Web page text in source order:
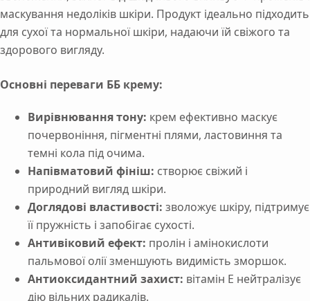
маскування недоліків шкіри. Продукт ідеально підходить
для сухої та нормальної шкіри, надаючи їй свіжого та
здорового вигляду.
Основні переваги ББ крему:
Вирівнювання тону: крем ефективно маскує
почервоніння, пігментні плями, ластовиння та
темні кола під очима.
Напівматовий фініш: створює свіжий і
природний вигляд шкіри.
Доглядові властивості: зволожує шкіру, підтримує
її пружність і запобігає сухості.
Антивіковий ефект: пролін і амінокислоти
пальмової олії зменшують видимість зморшок.
Антиоксидантний захист: вітамін Е нейтралізує
дію вільних радикалів.